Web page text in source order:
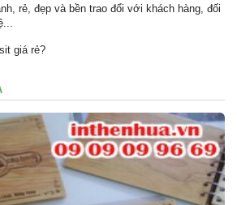
rẻ, đẹp và bền trao đổi với khách hàng, đối
giá rẻ?